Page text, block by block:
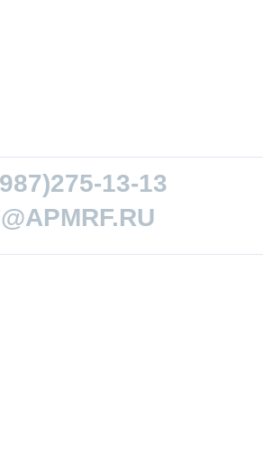
13-13